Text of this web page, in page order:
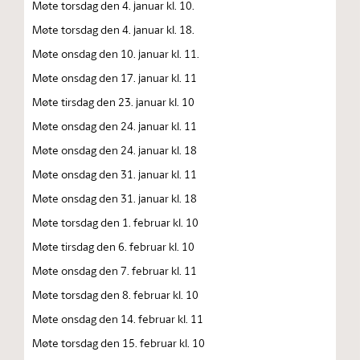
Møte torsdag den 4. januar kl. 10.
Møte torsdag den 4. januar kl. 18.
Møte onsdag den 10. januar kl. 11.
Møte onsdag den 17. januar kl. 11
Møte tirsdag den 23. januar kl. 10
Møte onsdag den 24. januar kl. 11
Møte onsdag den 24. januar kl. 18
Møte onsdag den 31. januar kl. 11
Møte onsdag den 31. januar kl. 18
Møte torsdag den 1. februar kl. 10
Møte tirsdag den 6. februar kl. 10
Møte onsdag den 7. februar kl. 11
Møte torsdag den 8. februar kl. 10
Møte onsdag den 14. februar kl. 11
Møte torsdag den 15. februar kl. 10